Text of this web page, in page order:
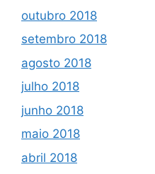
outubro 2018
setembro 2018
agosto 2018
julho 2018
junho 2018
maio 2018
abril 2018